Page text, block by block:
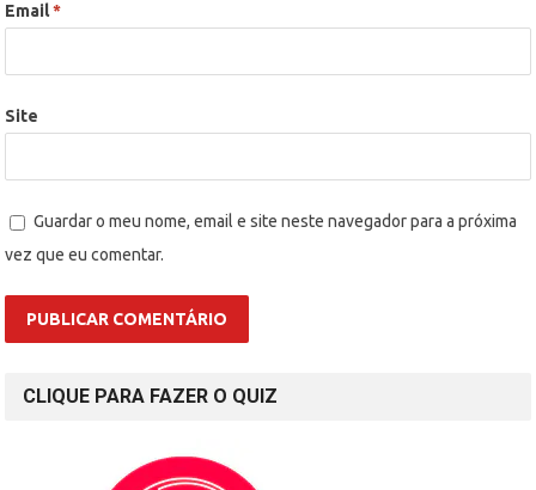
Email*
Site
Guardar o meu nome, email e site neste navegador para a próxima
vez que eu comentar.
CLIQUE PARA FAZER O QUIZ